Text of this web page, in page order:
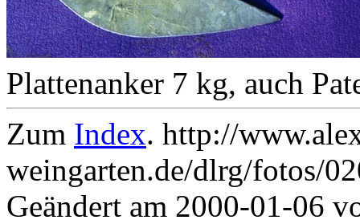
Plattenanker 7 kg, auch
Zum Index. http://
weingarten.de/dlrg/fotos/
Geändert am 2000-01-06